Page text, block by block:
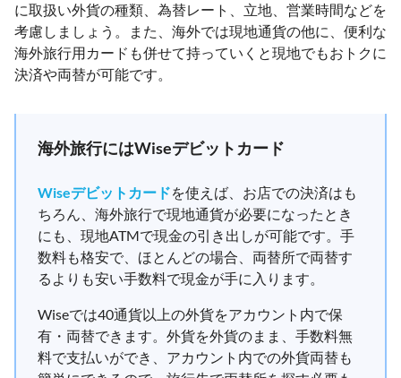
に取扱い外貨の種類、為替レート、立地、営業時間などを
考慮しましょう。また、海外では現地通貨の他に、便利な
海外旅行用カードも併せて持っていくと現地でもおトクに
決済や両替が可能です。
海外旅行にはWiseデビットカード
Wiseデビットカードを使えば、お店での決済はも
ちろん、海外旅行で現地通貨が必要になったとき
にも、現地ATMで現金の引き出しが可能です。手
数料も格安で、ほとんどの場合、両替所で両替す
るよりも安い手数料で現金が手に入ります。
Wiseでは40通貨以上の外貨をアカウント内で保
有・両替できます。外貨を外貨のまま、手数料無
料で支払いができ、アカウント内での外貨両替も